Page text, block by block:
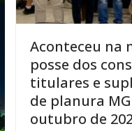
Aconteceu na
posse dos
titulares e
de planura
outubro de